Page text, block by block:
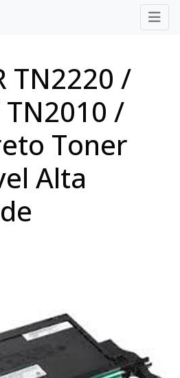
TN2220 /
/
Toner
Alta